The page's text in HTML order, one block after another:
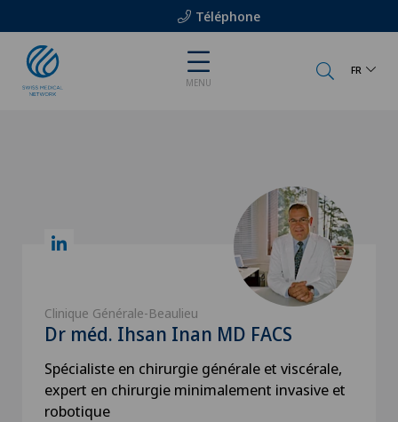
Téléphone
MENU
FR
Clinique Générale-Beaulieu
Dr méd. Ihsan Inan MD FACS
Spécialiste en chirurgie générale et viscérale,
expert en chirurgie minimalement invasive et
robotique